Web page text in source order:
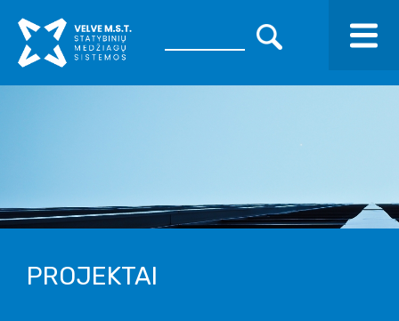
PROJEKTAI